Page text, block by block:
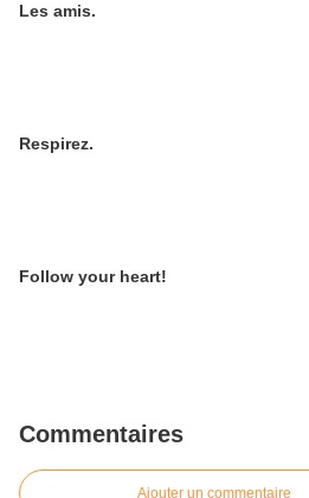
Les amis.
Respirez.
Follow your heart!
Commentaires
Ajouter un commentaire